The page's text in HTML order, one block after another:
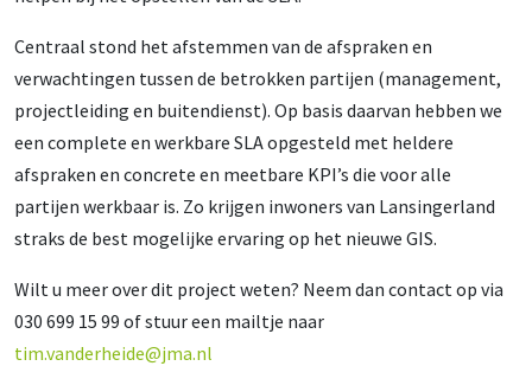
Centraal stond het afstemmen van de afspraken en
verwachtingen tussen de betrokken partijen (management,
projectleiding en buitendienst). Op basis daarvan hebben we
een complete en werkbare SLA opgesteld met heldere
afspraken en concrete en meetbare KPI’s die voor alle
partijen werkbaar is. Zo krijgen inwoners van Lansingerland
straks de best mogelijke ervaring op het nieuwe GIS.
Wilt u meer over dit project weten? Neem dan contact op via
030 699 15 99 of stuur een mailtje naar
tim.vanderheide@jma.nl